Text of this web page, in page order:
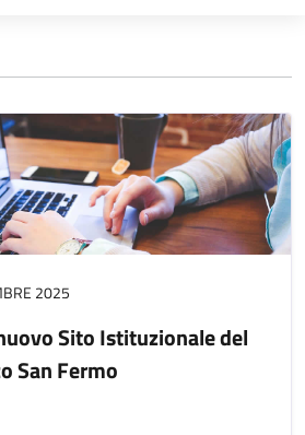
2025
Sito Istituzionale del
San Fermo